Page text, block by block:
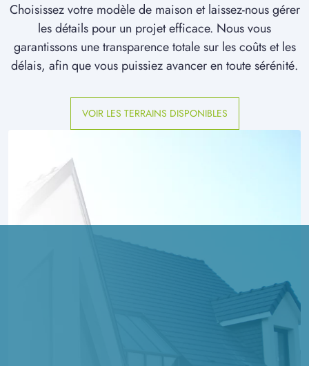
Choisissez votre modèle de maison et laissez-nous gérer
les détails pour un projet efficace. Nous vous
garantissons une transparence totale sur les coûts et les
délais, afin que vous puissiez avancer en toute sérénité.
VOIR LES TERRAINS DISPONIBLES